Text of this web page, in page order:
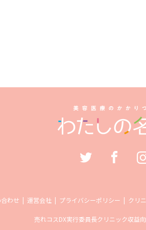
わせ 運営会社 プライバシーポリシー クリ
売れコスDX実行委員長クリニック収益